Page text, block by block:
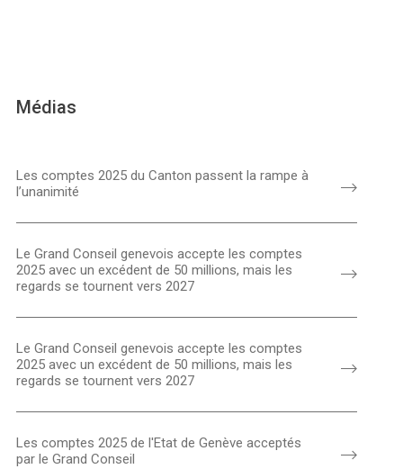
Médias
Les comptes 2025 du Canton passent la rampe à
l’unanimité
Le Grand Conseil genevois accepte les comptes
2025 avec un excédent de 50 millions, mais les
regards se tournent vers 2027
Le Grand Conseil genevois accepte les comptes
2025 avec un excédent de 50 millions, mais les
regards se tournent vers 2027
Les comptes 2025 de l'Etat de Genève acceptés
par le Grand Conseil